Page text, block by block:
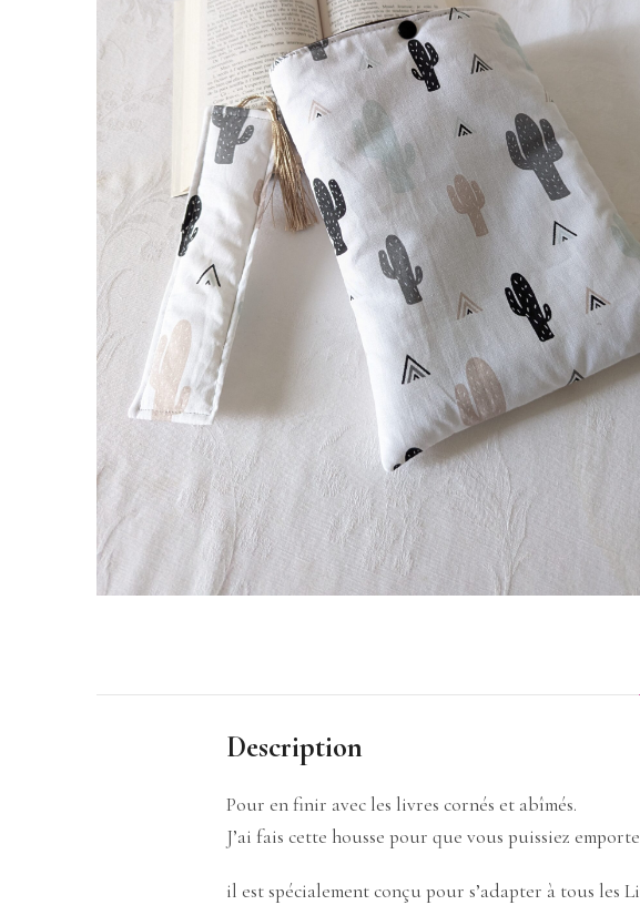
Description
Pour en finir avec les livres cornés et abîmés.
J’ai fais cette housse pour que vous puissiez
il est spécialement conçu pour s’adapter à tous les